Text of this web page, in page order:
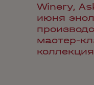
Winery,
июня
мастер-